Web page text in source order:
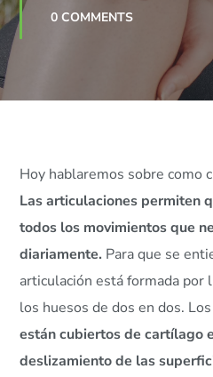
0 COMMENTS
Hoy hablaremos sobre como
Las articulaciones permiten
todos los movimientos que
diariamente. Para que se
articulación está formada por
los huesos de dos en dos.
están cubiertos de cartílago
deslizamiento de las